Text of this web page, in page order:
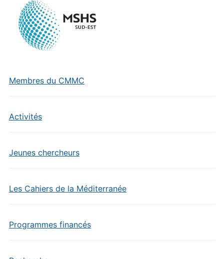
Membres du CMMC
Activités
Jeunes chercheurs
Les Cahiers de la Méditerranée
Programmes financés